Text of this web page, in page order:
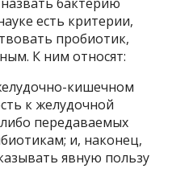
есть критерии,
пробиотик,
К ним относят:
кишечном
к желудочной
либо передаваемых
и, наконец,
явную пользу